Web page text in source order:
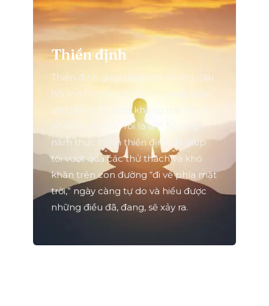
Thiền định
Thiền định giúp tôi trả lời những câu
hỏi mà những thông tin trong cuộc
sống bình thường không thể trả lời,
nhất là câu hỏi “Tôi là ai?” Những
năm thực hành thiền định đã giúp
tôi vượt qua các thử thách và khó
khăn trên con đường “đi về phía mặt
trời,” ngày càng tự do và hiểu được
những điều đã, đang, sẽ xảy ra.